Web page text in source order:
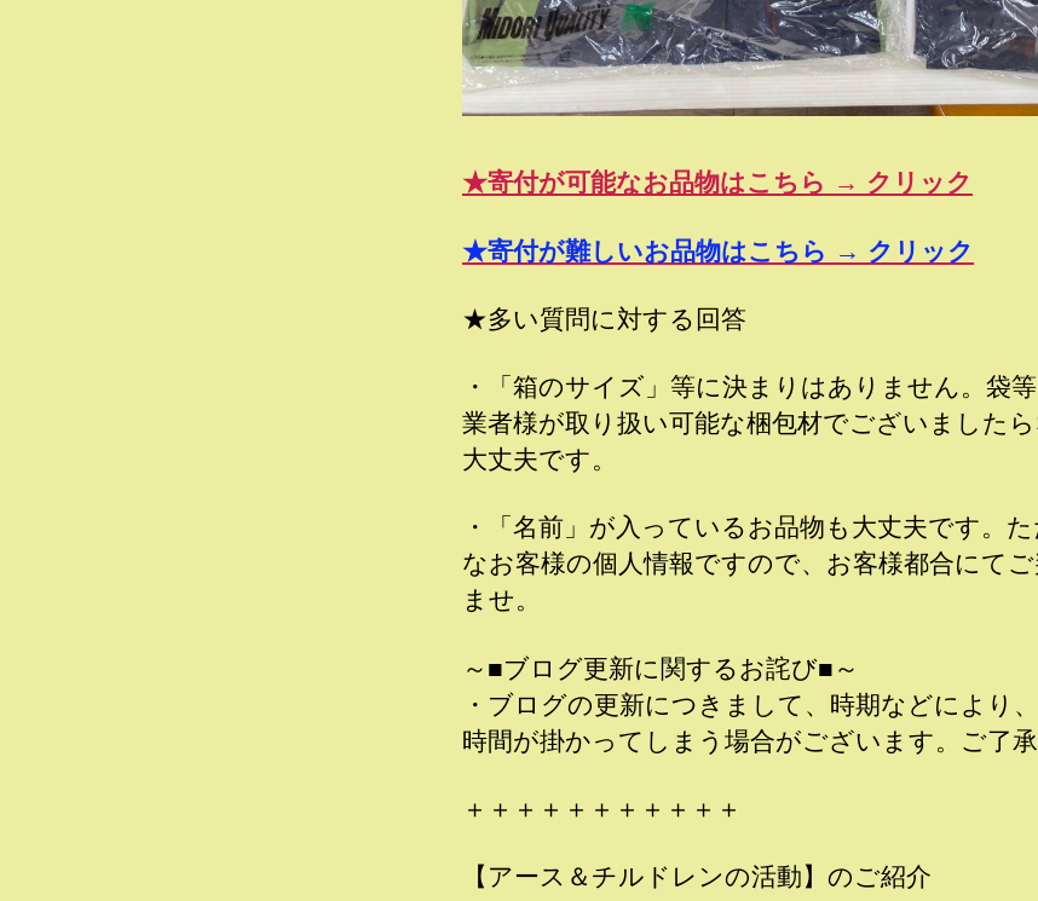
★寄付が可能なお品物はこちら → クリック
★寄付が難しいお品物はこちら → クリック
★多い質問に対する回答
・「箱のサイズ」等に決まりはありません。袋
業者様が取り扱い可能な梱包材でございました
大丈夫です。
・「名前」が入っているお品物も大丈夫です。
なお客様の個人情報ですので、お客様都合にて
ませ。
～■ブログ更新に関するお詫び■～
・ブログの更新につきまして、時期などにより
時間が掛かってしまう場合がございます。ご了承
＋＋＋＋＋＋＋＋＋＋＋
【アース＆チルドレンの活動】のご紹介